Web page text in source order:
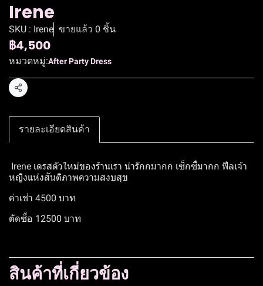
Irene
SKU : Irene ขายแล้ว 0 ชิ้น
฿4,500
หมวดหมู่:After Party Dress
แชร์
รายละเอียดสินค้า
Irene เดรสตัวใหม่ของร้านเรา น่ารักกมากก เซ็กซี่มากก ฟีลเจ้า
หญิงแห่งสันติภาพความสงบสุข
ค่าเช่า 4500 บาท
ตัดซื้อ 12500 บาท
สินค้าที่เกี่ยวข้อง